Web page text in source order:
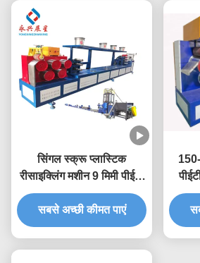
सिंगल स्क्रू प्लास्टिक
रीसाइक्लिंग मशीन 9 मिमी पीईटी
स्ट्रैप एक्सट्रूज़न लाइन
सबसे अच्छी कीमत पाएं